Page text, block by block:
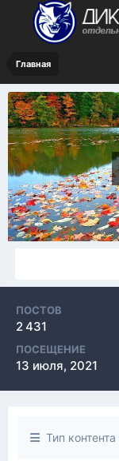
Главная
ПОСТОВ
2 431
ПОСЕЩЕНИЕ
13 июля, 2021
Тип контента